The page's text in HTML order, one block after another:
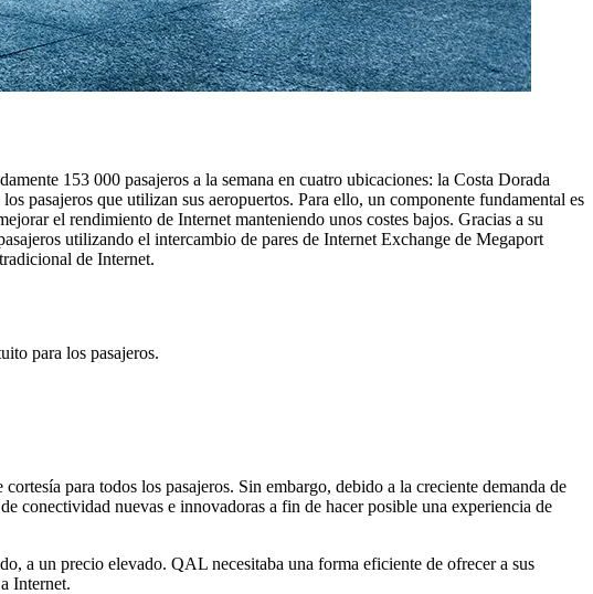
153 000 pasajeros a la semana en cuatro ubicaciones: la Costa Dorada
pasajeros que utilizan sus aeropuertos. Para ello, un componente fundamental es
el rendimiento de Internet manteniendo unos costes bajos. Gracias a su
utilizando el intercambio de pares de Internet Exchange de Megaport
de Internet.
para los pasajeros.
para todos los pasajeros. Sin embargo, debido a la creciente demanda de
conectividad nuevas e innovadoras a fin de hacer posible una experiencia de
a un precio elevado. QAL necesitaba una forma eficiente de ofrecer a sus
Internet.